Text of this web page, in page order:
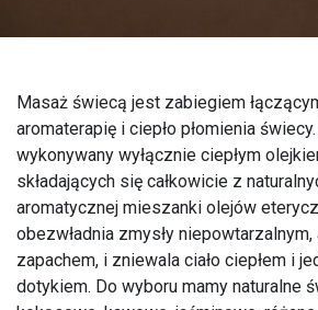
Masaż świecą jest zabiegiem
aromaterapię i ciepło płomienia
wykonywany wyłącznie ciepłym
składających się całkowicie z
aromatycznej mieszanki olejów
obezwładnia zmysły
zapachem, i zniewala ciało ciepłem i
dotykiem. Do wyboru mamy naturalne